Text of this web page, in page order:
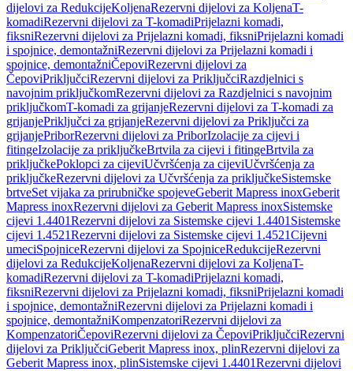
dijelovi za RedukcijeKoljenaRezervni dijelovi za KoljenaT-
komadiRezervni dijelovi za T-komadiPrijelazni komadi,
fiksniRezervni dijelovi za Prijelazni komadi, fiksniPrijelazni komadi
i spojnice, demontažniRezervni dijelovi za Prijelazni komadi i
spojnice, demontažniČepoviRezervni dijelovi za
ČepoviPriključciRezervni dijelovi za PriključciRazdjelnici s
navojnim priključkomRezervni dijelovi za Razdjelnici s navojnim
priključkomT-komadi za grijanjeRezervni dijelovi za T-komadi za
grijanjePriključci za grijanjeRezervni dijelovi za Priključci za
grijanjePriborRezervni dijelovi za PriborIzolacije za cijevi i
fitingeIzolacije za priključkeBrtvila za cijevi i fitingeBrtvila za
priključkePoklopci za cijeviUčvršćenja za cijeviUčvršćenja za
priključkeRezervni dijelovi za Učvršćenja za priključkeSistemske
brtveSet vijaka za prirubničke spojeveGeberit Mapress inoxGeberit
Mapress inoxRezervni dijelovi za Geberit Mapress inoxSistemske
cijevi 1.4401Rezervni dijelovi za Sistemske cijevi 1.4401 Sistemske
cijevi 1.4521Rezervni dijelovi za Sistemske cijevi 1.4521Cijevni
umeciSpojniceRezervni dijelovi za SpojniceRedukcijeRezervni
dijelovi za RedukcijeKoljenaRezervni dijelovi za KoljenaT-
komadiRezervni dijelovi za T-komadiPrijelazni komadi,
fiksniRezervni dijelovi za Prijelazni komadi, fiksniPrijelazni komadi
i spojnice, demontažniRezervni dijelovi za Prijelazni komadi i
spojnice, demontažniKompenzatoriRezervni dijelovi za
KompenzatoriČepoviRezervni dijelovi za ČepoviPriključciRezervni
dijelovi za PriključciGeberit Mapress inox, plinRezervni dijelovi za
Geberit Mapress inox, plinSistemske cijevi 1.4401Rezervni dijelovi